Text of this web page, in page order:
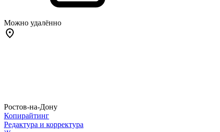
Можно удалённо
Ростов-на-Дону
Копирайтинг
Редактура и корректура